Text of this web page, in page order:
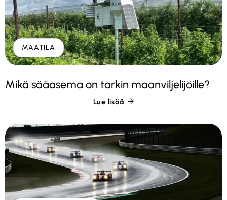
MAATILA
Mikä sääasema on tarkin maanviljelijöille?
Lue lisää 